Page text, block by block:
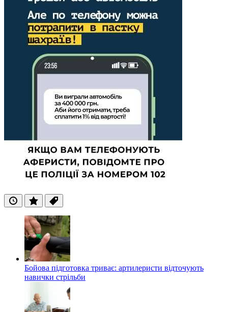
ОстанніПопулярні
Теги
Бойова підготовка триває: артилеристи відточують
навички стрільби